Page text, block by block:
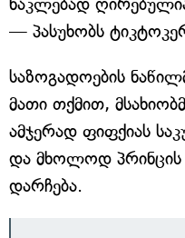
— პასუხობს
საზოგადოების
მათი თქმით,
ამჯერად ფიფქიას
და მხოლოდ პრინცის
დარჩება.